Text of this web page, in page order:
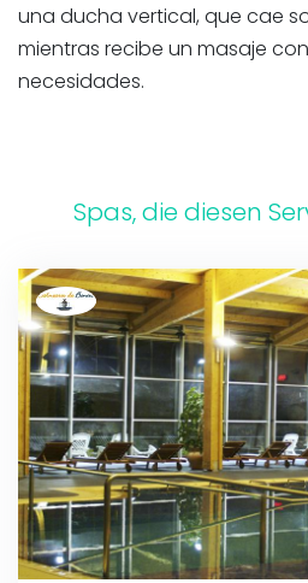
una ducha vertical, que cae
mientras recibe un masaje
necesidades.
Spas, die diesen